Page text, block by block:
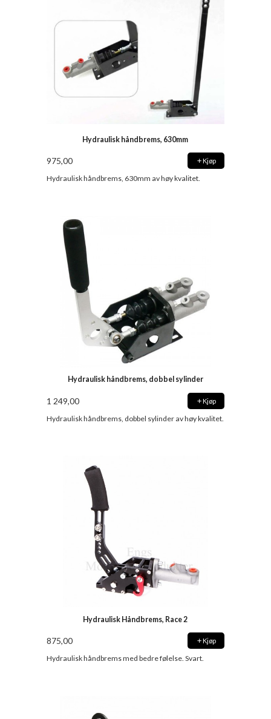
Hydraulisk håndbrems, 630mm
975,00 Kjøp
Hydraulisk håndbrems, 630mm av høy kvalitet.
Hydraulisk håndbrems, dobbel sylinder
1 249,00 Kjøp
Hydraulisk håndbrems, dobbel sylinder av høy kvalitet.
Hydraulisk Håndbrems, Race 2
875,00 Kjøp
Hydraulisk håndbrems med bedre følelse. Svart.